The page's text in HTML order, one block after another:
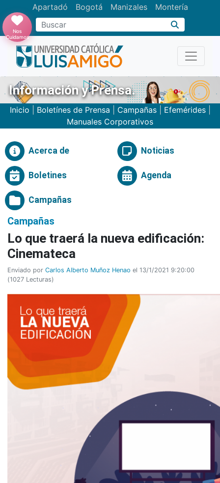
Apartadó Bogotá Manizales Montería
Buscar
Nos
Cuidamos
Información y Prensa.
Inicio Boletínes de Prensa Campañas| Efemérides|
Manuales Corporativos
Acerca de Noticias
Boletines Agenda
Campañas
Campañas
Lo que traerá la nueva edificación:
Cinemateca
Enviado por Carlos Alberto Muñoz Henao el 13/1/2021 9:20:00
(1027 Lecturas)